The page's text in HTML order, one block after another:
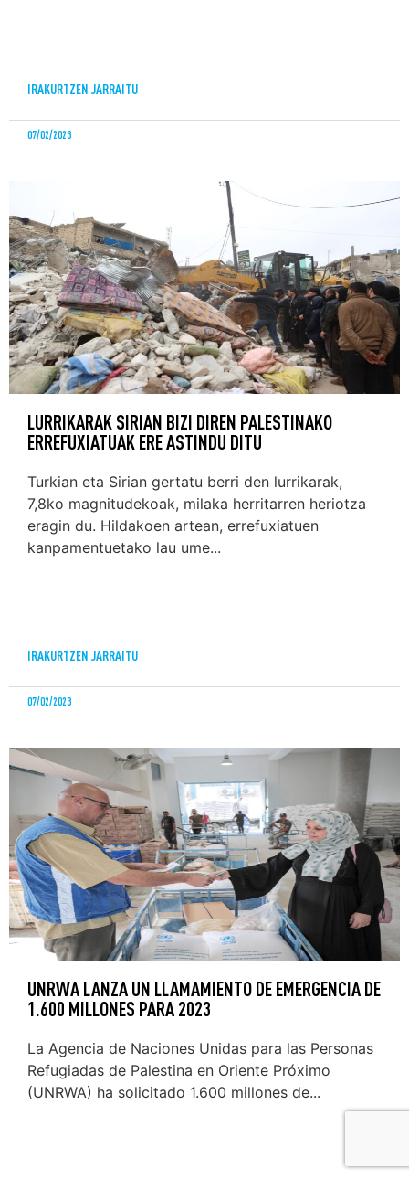
IRAKURTZEN JARRAITU
07/02/2023
LURRIKARAK SIRIAN BIZI DIREN PALESTINAKO
ERREFUXIATUAK ERE ASTINDU DITU
Turkian eta Sirian gertatu berri den lurrikarak,
7,8ko magnitudekoak, milaka herritarren heriotza
eragin du. Hildakoen artean, errefuxiatuen
kanpamentuetako lau ume...
IRAKURTZEN JARRAITU
07/02/2023
UNRWA LANZA UN LLAMAMIENTO DE EMERGENCIA DE
1.600 MILLONES PARA 2023
La Agencia de Naciones Unidas para las Personas
Refugiadas de Palestina en Oriente Próximo
(UNRWA) ha solicitado 1.600 millones de...